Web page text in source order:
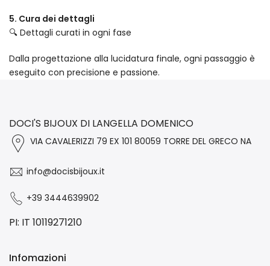
5. Cura dei dettagli
🔍 Dettagli curati in ogni fase
Dalla progettazione alla lucidatura finale, ogni passaggio è
eseguito con precisione e passione.
DOCI'S BIJOUX DI LANGELLA DOMENICO
VIA CAVALERIZZI 79 EX 101 80059 TORRE DEL GRECO NA
info@docisbijoux.it
+39 3444639902
PI: IT 10119271210
Infomazioni